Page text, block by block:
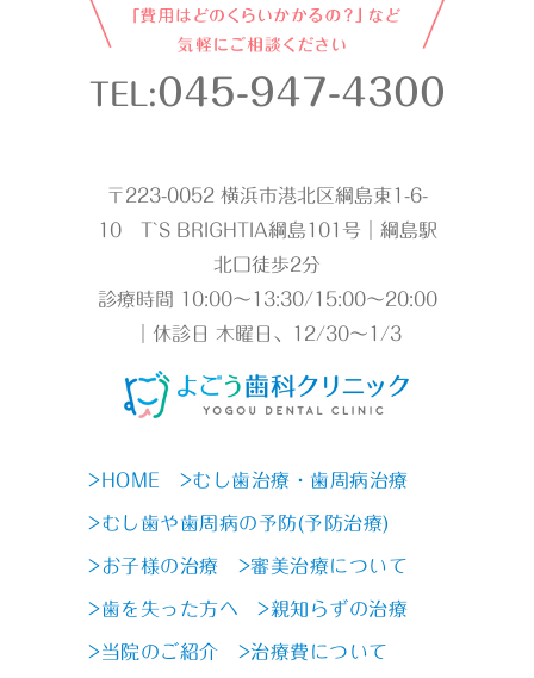
TEL:045-947-4300
〒223-0052 横浜市港北区綱島東1-6-
10 T`S BRIGHTIA綱島101号｜綱島駅
北口徒歩2分
診療時間 10:00～13:30/15:00～20:00
｜休診日 木曜日、12/30～1/3
>HOME >むし歯治療・歯周病治療
>むし歯や歯周病の予防(予防治療)
>お子様の治療 >審美治療について
>歯を失った方へ >親知らずの治療
>当院のご紹介 >治療費について